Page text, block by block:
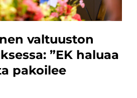
valtuuston
”EK haluaa
pakoilee